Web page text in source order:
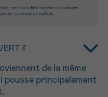
?
de la même
pousse principalement